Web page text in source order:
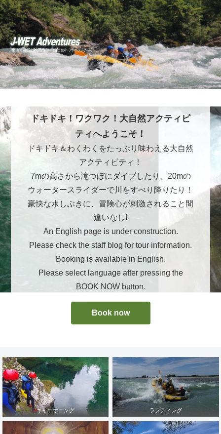
ドキドキ！ワクワク！大自然アクティビ
ティへようこそ！
ドキドキ＆わくわくをたっぷり味わえる大自然
アクティビティ！
7mの高さから滝つぼにダイブしたり、20mの
ウォータースライダーで川をすべり降りたり！
豪快な水しぶきに、冒険心が刺激されること間
違いなし!
An English page is under construction.
Please check the staff blog for tour information.
Booking is available in English.
Please select language after pressing the
BOOK NOW button.
Book now
キャニオニング ラフティング